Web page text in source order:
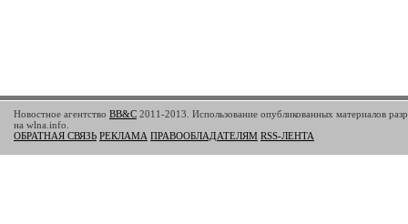
Новостное агентство BB&C 2011-2013. Использование опубликованных материалов
на wlna.info.
ОБРАТНАЯ СВЯЗЬ РЕКЛАМА ПРАВООБЛАДАТЕЛЯМ RSS-ЛЕНТА